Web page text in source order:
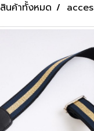
สินค้าทั้งหมด